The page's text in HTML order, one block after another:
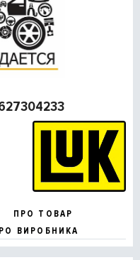
ПРО ТОВАР
ВИРОБНИКА